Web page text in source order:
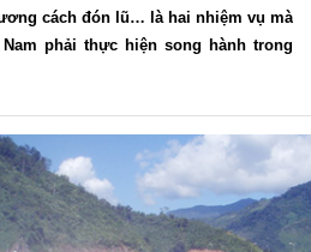
cách đón lũ… là hai nhiệm vụ mà
phải thực hiện song hành trong